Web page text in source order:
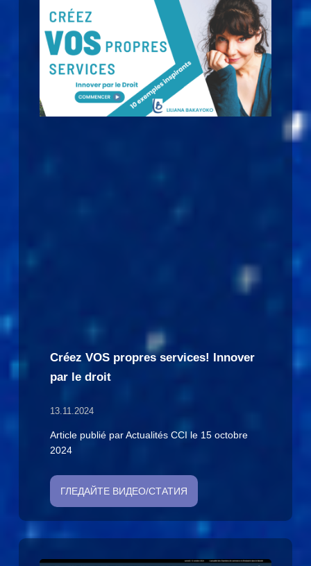
Créez VOS propres services! Innover
par le droit
13.11.2024
Article publié par Actualités CCI le 15 octobre
2024
ГЛЕДАЙТЕ ВИДЕО/СТАТИЯ